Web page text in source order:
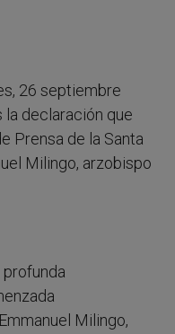
26 septiembre
la declaración que
Prensa de la Santa
Milingo, arzobispo
profunda
Milingo,